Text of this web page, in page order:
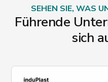
SEHEN SIE, WAS
Führende
sich